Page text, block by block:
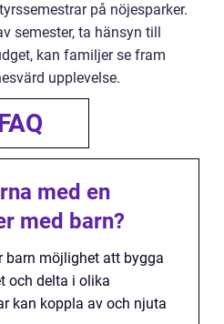
på nöjesparker.
semester, ta hänsyn till
kan familjer se fram
upplevelse.
med en
med barn?
barn möjlighet att bygga
och delta i olika
kan koppla av och njuta